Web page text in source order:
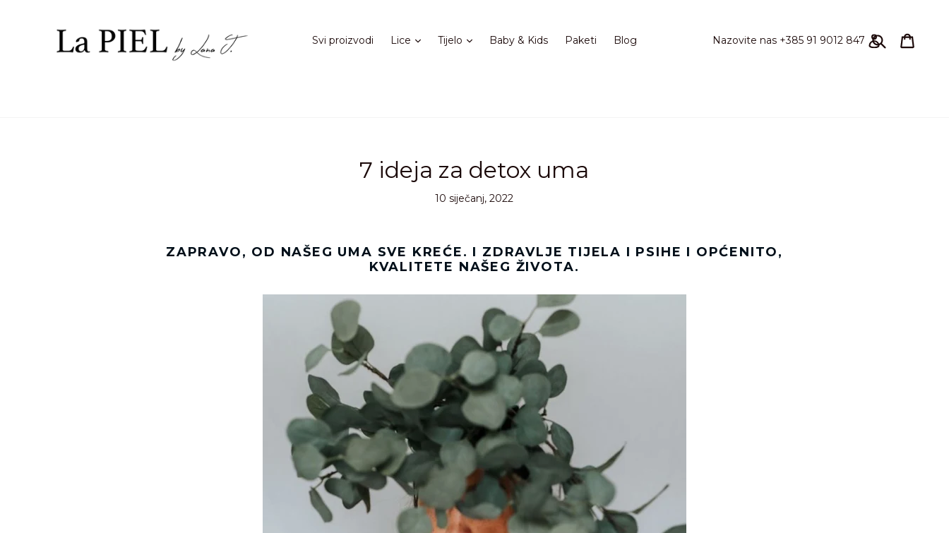
Svi proizvodi Lice ProširiTijelo ProširiBaby & Kids Paketi Blog Nazovite nas +385 91 9012 847 Pretraži
Prijavi se
7 ideja za detox uma
10 siječanj, 2022
ZAPRAVO, OD NAŠEG UMA SVE KREĆE. I ZDRAVLJE TIJELA I PSIHE I OPĆENITO,
KVALITETE NAŠEG ŽIVOTA.